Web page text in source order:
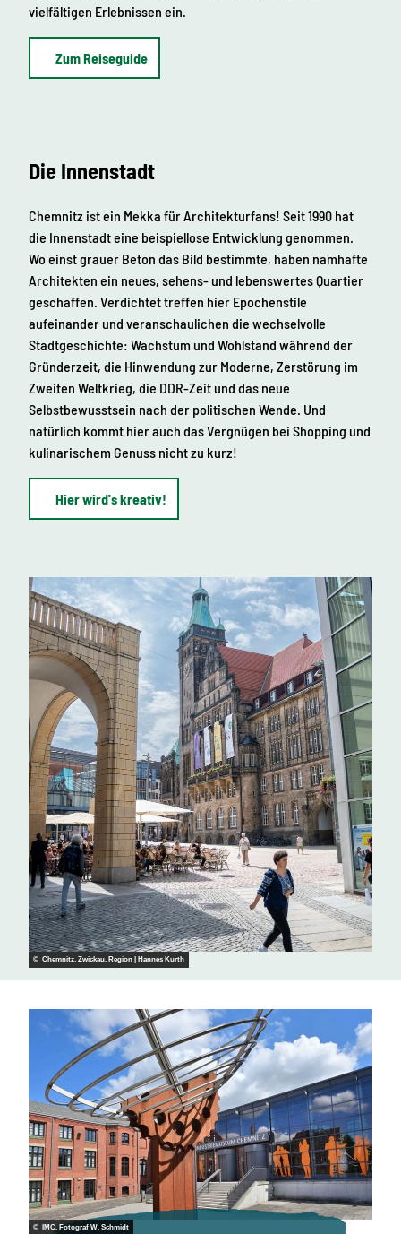
vielfältigen Erlebnissen ein.
Zum Reiseguide
Die Innenstadt
Chemnitz ist ein Mekka für Architekturfans! Seit 1990 hat
die Innenstadt eine beispiellose Entwicklung genommen.
Wo einst grauer Beton das Bild bestimmte, haben namhafte
Architekten ein neues, sehens- und lebenswertes Quartier
geschaffen. Verdichtet treffen hier Epochenstile
aufeinander und veranschaulichen die wechselvolle
Stadtgeschichte: Wachstum und Wohlstand während der
Gründerzeit, die Hinwendung zur Moderne, Zerstörung im
Zweiten Weltkrieg, die DDR-Zeit und das neue
Selbstbewusstsein nach der politischen Wende. Und
natürlich kommt hier auch das Vergnügen bei Shopping und
kulinarischem Genuss nicht zu kurz!
Hier wird's kreativ!
© Chemnitz. Zwickau. Region | Hannes Kurth
© IMC, Fotograf W. Schmidt